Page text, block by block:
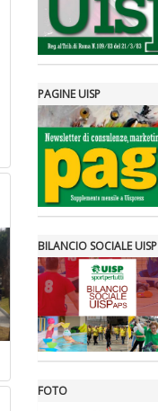
PAGINE UISP
BILANCIO SOCIALE UISP
FOTO